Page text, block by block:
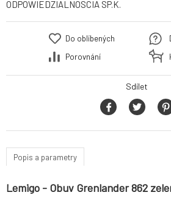
ODPOWIEDZIALNOSCIA SP.K.
Do oblíbených
Porovnání
Sdílet
Popis a parametry
Lemigo - Obuv Grenlander 862